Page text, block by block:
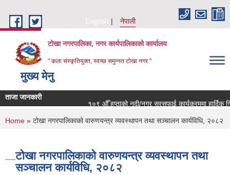
English
नेपाली
टोखा नगरपालिका, नगर कार्यपालिकाको कार्यालय
" कला संस्कृतियुक्त, स्वच्छ समुन्‍नत टोखा नगर "
मुख्य मेनु
ताजा जानकारी
१०९ औँ हप्ताको नदी/नगर सरसफाई कार्यक्रममा हार्दिक
You are here
Home » टोखा नगरपालिकाको वारुणयन्त्र व्यवस्थापन तथा सञ्चालन कार्यविधि, २०८२
टोखा नगरपालिकाको वारुणयन्त्र व्यवस्थापन तथा
सञ्चालन कार्यविधि, २०८२